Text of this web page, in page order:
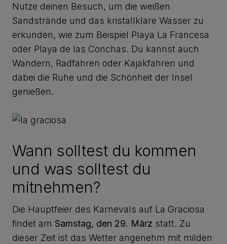
Nutze deinen Besuch, um die weißen
Sandstrände und das kristallklare Wasser zu
erkunden, wie zum Beispiel Playa La Francesa
oder Playa de las Conchas. Du kannst auch
Wandern, Radfahren oder Kajakfahren und
dabei die Ruhe und die Schönheit der Insel
genießen.
Wann solltest du kommen
und was solltest du
mitnehmen?
Die Hauptfeier des Karnevals auf La Graciosa
findet am Samstag, den 29. März statt. Zu
dieser Zeit ist das Wetter angenehm mit milden